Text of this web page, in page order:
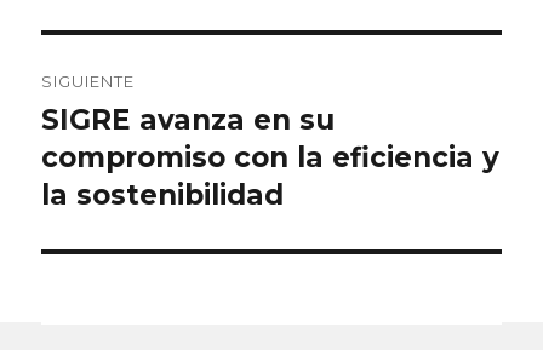
SIGUIENTE
Entrada
siguiente:
SIGRE avanza en su
compromiso con la eficiencia y
la sostenibilidad